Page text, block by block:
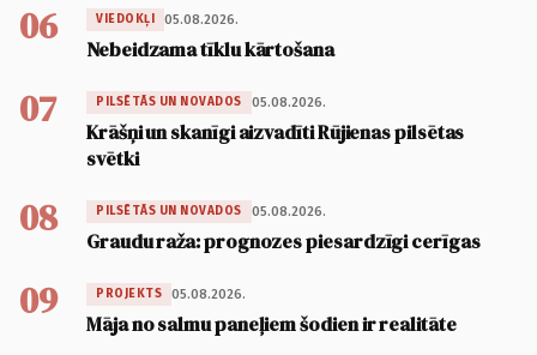
06 VIEDOKĻI 05.08.2026.
Nebeidzama tīklu kārtošana
07 PILSĒTĀS UN NOVADOS 05.08.2026.
Krāšņi un skanīgi aizvadīti Rūjienas pilsētas
svētki
08 PILSĒTĀS UN NOVADOS 05.08.2026.
Graudu raža: prognozes piesardzīgi cerīgas
09 PROJEKTS 05.08.2026.
Māja no salmu paneļiem šodien ir realitāte